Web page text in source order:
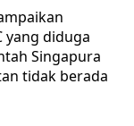
yang diduga
Singapura
tidak berada